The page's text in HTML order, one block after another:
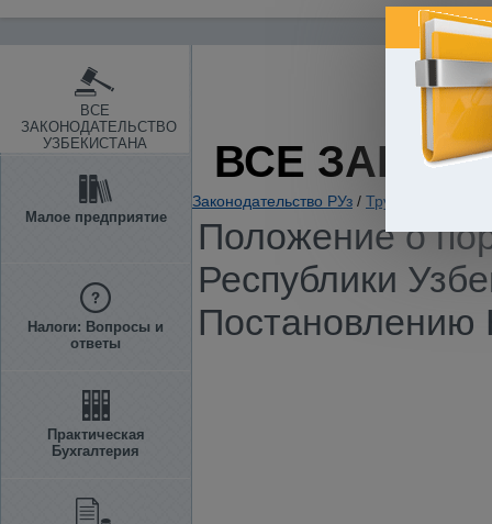
ВСЕ
ЗАКОНОДАТЕЛЬСТВО
УЗБЕКИСТАНА
Малое предприятие
Налоги: Вопросы и
ответы
Практическая
Бухгалтерия
ВСЕ
Законодательство РУз / Труд и
Положение о
Республики
Постановлению